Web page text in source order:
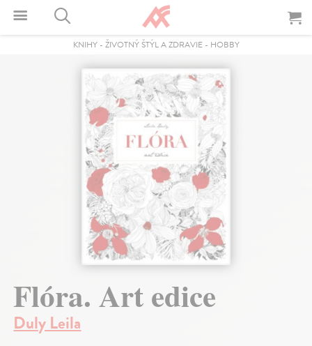
KNIHY- ŽIVOTNÝ ŠTÝL A ZDRAVIE- HOBBY
Flóra. Art edice
Duly Leila